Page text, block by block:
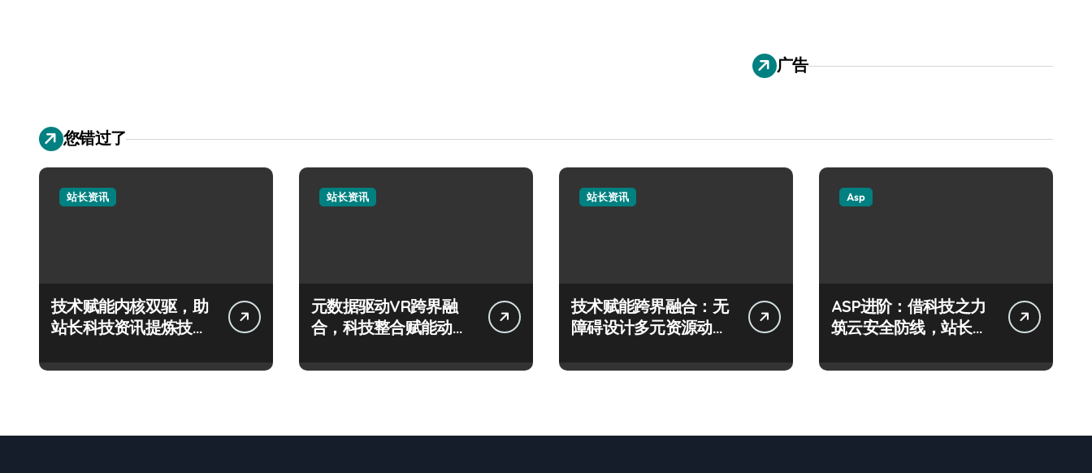
广告
您错过了
站长资讯
技术赋能内核双驱，助
站长科技资讯提炼技能
站长资讯
元数据驱动VR跨界融
合，科技整合赋能动态
站长资讯
技术赋能跨界融合：无
障碍设计多元资源动态
Asp
ASP进阶：借科技之力
筑云安全防线，站长必